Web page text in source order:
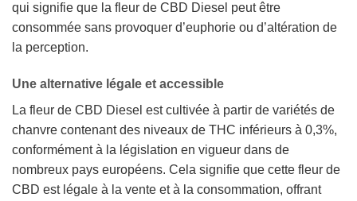
qui signifie que la fleur de CBD Diesel peut être
consommée sans provoquer d’euphorie ou d’altération de
la perception.
Une alternative légale et accessible
La fleur de CBD Diesel est cultivée à partir de variétés de
chanvre contenant des niveaux de THC inférieurs à 0,3%,
conformément à la législation en vigueur dans de
nombreux pays européens. Cela signifie que cette fleur de
CBD est légale à la vente et à la consommation, offrant